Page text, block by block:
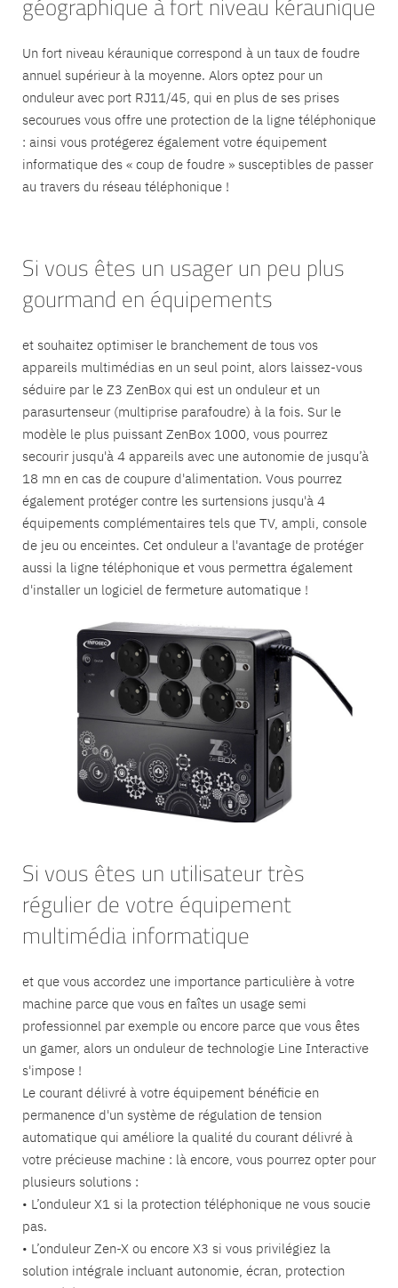
géographique à fort niveau kéraunique
Un fort niveau kéraunique correspond à un taux de foudre
annuel supérieur à la moyenne. Alors optez pour un
onduleur avec port RJ11/45, qui en plus de ses prises
secourues vous offre une protection de la ligne téléphonique
: ainsi vous protégerez également votre équipement
informatique des « coup de foudre » susceptibles de passer
au travers du réseau téléphonique !
Si vous êtes un usager un peu plus
gourmand en équipements
et souhaitez optimiser le branchement de tous vos
appareils multimédias en un seul point, alors laissez-vous
séduire par le Z3 ZenBox qui est un onduleur et un
parasurtenseur (multiprise parafoudre) à la fois. Sur le
modèle le plus puissant ZenBox 1000, vous pourrez
secourir jusqu'à 4 appareils avec une autonomie de jusqu’à
18 mn en cas de coupure d'alimentation. Vous pourrez
également protéger contre les surtensions jusqu'à 4
équipements complémentaires tels que TV, ampli, console
de jeu ou enceintes. Cet onduleur a l'avantage de protéger
aussi la ligne téléphonique et vous permettra également
d'installer un logiciel de fermeture automatique !
Si vous êtes un utilisateur très
régulier de votre équipement
multimédia informatique
et que vous accordez une importance particulière à votre
machine parce que vous en faîtes un usage semi
professionnel par exemple ou encore parce que vous êtes
un gamer, alors un onduleur de technologie Line Interactive
s'impose !
Le courant délivré à votre équipement bénéficie en
permanence d'un système de régulation de tension
automatique qui améliore la qualité du courant délivré à
votre précieuse machine : là encore, vous pourrez opter pour
plusieurs solutions :
• L’onduleur X1 si la protection téléphonique ne vous soucie
pas.
• L’onduleur Zen-X ou encore X3 si vous privilégiez la
solution intégrale incluant autonomie, écran, protection